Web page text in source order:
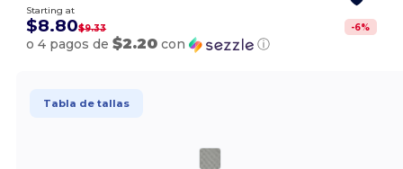
Starting at
$8.80$9.33 -6%
o 4 pagos de$2.20 con ⓘ
Tabla de tallas